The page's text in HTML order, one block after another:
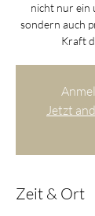
nicht nur ein
sondern auch
Kraft
Jetzt
Zeit & Ort